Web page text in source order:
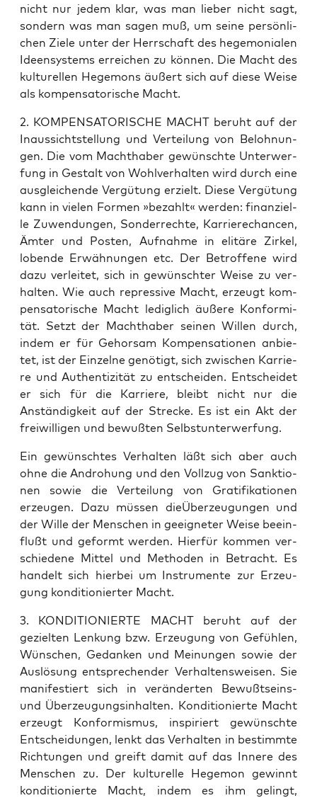
nicht nur jedem klar, was man lie­ber nicht sagt,
son­dern was man sagen muß, um sei­ne per­sön­li­
chen Zie­le unter der Herr­schaft des hege­mo­nia­len
Ideen­sys­tems errei­chen zu kön­nen. Die Macht des
kul­tu­rel­len Hege­mons äußert sich auf die­se Wei­se
als kom­pen­sa­to­ri­sche Macht.
2. KOMPENSATORISCHE MACHT beruht auf der
Inaus­sichts­tel­lung und Ver­tei­lung von Beloh­nun­
gen. Die vom Macht­ha­ber gewünsch­te Unter­wer­
fung in Gestalt von Wohl­ver­hal­ten wird durch eine
aus­glei­chen­de Ver­gü­tung erzielt. Die­se Ver­gü­tung
kann in vie­len For­men »bezahlt« wer­den: finan­zi­el­
le Zuwen­dun­gen, Son­der­rech­te, Kar­rie­re­chan­cen,
Ämter und Pos­ten, Auf­nah­me in eli­tä­re Zir­kel,
loben­de Erwäh­nun­gen etc. Der Betrof­fe­ne wird
dazu ver­lei­tet, sich in gewünsch­ter Wei­se zu ver­
hal­ten. Wie auch repres­si­ve Macht, erzeugt kom­
pen­sa­to­ri­sche Macht ledig­lich äuße­re Kon­for­mi­
tät. Setzt der Macht­ha­ber sei­nen Wil­len durch,
indem er für Gehor­sam Kom­pen­sa­tio­nen anbie­
tet, ist der Ein­zel­ne genö­tigt, sich zwi­schen Kar­rie­
re und Authen­ti­zi­tät zu ent­schei­den. Ent­schei­det
er sich für die Kar­rie­re, bleibt nicht nur die
Anstän­dig­keit auf der Stre­cke. Es ist ein Akt der
frei­wil­li­gen und bewuß­ten Selbstunterwerfung.
Ein gewünsch­tes Ver­hal­ten läßt sich aber auch
ohne die Andro­hung und den Voll­zug von Sank­tio­
nen sowie die Ver­tei­lung von Gra­ti­fi­ka­tio­nen
erzeu­gen. Dazu müs­sen die­Über­zeu­gun­gen und
der Wil­le der Men­schen in geeig­ne­ter Wei­se beein­
flußt und geformt wer­den. Hier­für kom­men ver­
schie­de­ne Mit­tel und Metho­den in Betracht. Es
han­delt sich hier­bei um Instru­men­te zur Erzeu­
gung kon­di­tio­nier­ter Macht.
3. KONDITIONIERTE MACHT beruht auf der
geziel­ten Len­kung bzw. Erzeu­gung von Gefüh­len,
Wün­schen, Gedan­ken und Mei­nun­gen sowie der
Aus­lö­sung ent­spre­chen­der Ver­hal­tens­wei­sen. Sie
mani­fes­tiert sich in ver­än­der­ten Bewußt­seins-
und Über­zeu­gungs­in­hal­ten. Kon­di­tio­nier­te Macht
erzeugt Kon­for­mis­mus, inspi­riert gewünsch­te
Ent­schei­dun­gen, lenkt das Ver­hal­ten in bestimm­te
Rich­tun­gen und greift damit auf das Inne­re des
Men­schen zu. Der kul­tu­rel­le Hege­mon gewinnt
kon­di­tio­nier­te Macht, indem es ihm gelingt,